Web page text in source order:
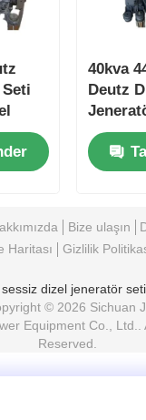
Seti
40kva
Deutz
Düşük
Dizel
Bize ulaşın
Haritası
Gizlilik
sessiz dizel jeneratör seti
© 2026 Sichuan
Equipment Co., Ltd..
Reserved.